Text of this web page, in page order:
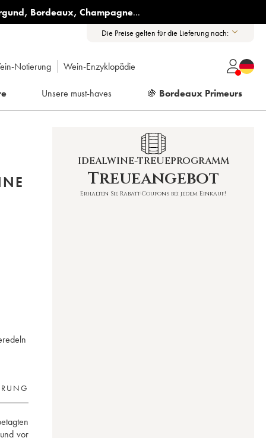
, Bordeaux, Champagne...
Die Preise gelten für die Lieferung nach:
Notierung Wein-Enzyklopädie
Unsere must-haves 🍇 Bordeaux Primeurs
vor
IDEALWINE-TREUEPROGRAMM
Treueangebot
Erhalten Sie Rabatt-Coupons bei jedem Einkauf!